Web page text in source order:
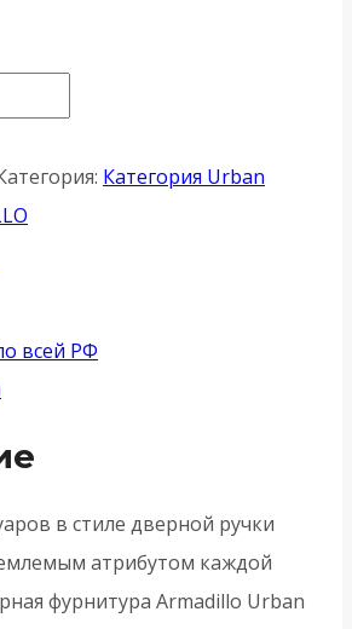
Категория Urban
всей РФ
в стиле дверной ручки
атрибутом каждой
фурнитура Armadillo Urban